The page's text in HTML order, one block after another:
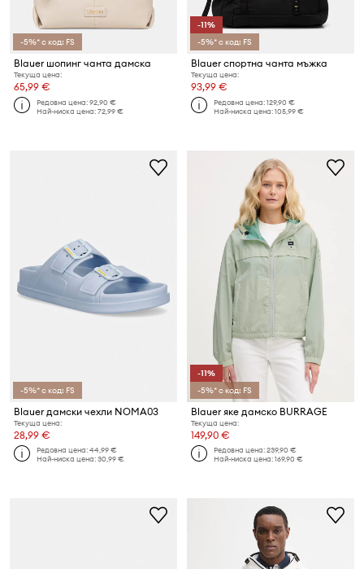
-5%* с код: FS
Blauer шопинг чанта дамска
Текуща цена:
65,99 €
Редовна цена:92,90 €
Най-ниска цена:72,99 €
-11%
-5%* с код: FS
Blauer спортна чанта мъжка
Текуща цена:
93,99 €
Редовна цена:129,90 €
Най-ниска цена:105,99 €
-5%* с код: FS
Blauer дамски чехли NOMA03
Текуща цена:
28,99 €
Редовна цена:44,99 €
Най-ниска цена:30,99 €
-11%
-5%* с код: FS
Blauer яке дамско BURRAGE
Текуща цена:
149,90 €
Редовна цена:239,90 €
Най-ниска цена:169,90 €